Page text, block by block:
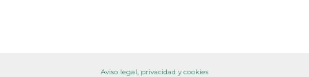
Aviso legal, privacidad y cookies